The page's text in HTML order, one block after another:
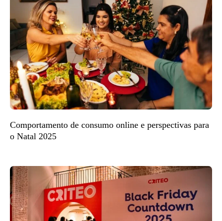
Comportamento de consumo online e perspectivas para
o Natal 2025